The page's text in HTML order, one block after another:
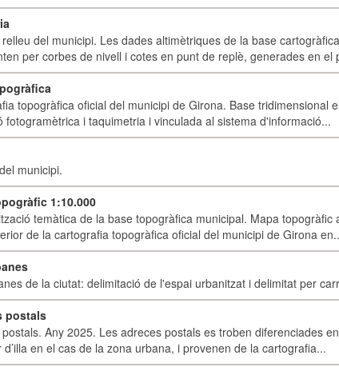
del municipi. Les dades altimètriques de la base
per corbes de nivell i cotes en punt de replè, generades en el
topogràfica oficial del municipi de Girona. Base tridimensional
fotogramètrica i taquimetria i vinculada al sistema d'informació...
municipi.
1:10.000
temàtica de la base topogràfica municipal. Mapa topogràfic
de la cartografia topogràfica oficial del municipi de Girona
de la ciutat: delimitació de l'espai urbanitzat i delimitat per
postals
Any 2025. Les adreces postals es troben diferenciades
d’illa en el cas de la zona urbana, i provenen de la cartografia...